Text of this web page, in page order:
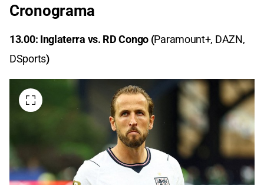
Cronograma
13.00: Inglaterra vs. RD Congo (Paramount+, DAZN,
DSports)